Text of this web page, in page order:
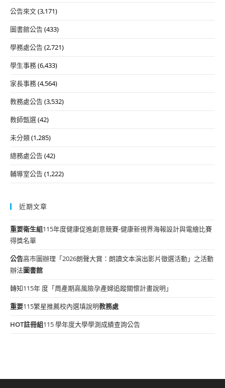
公告來文(3,171)
圖書館公告(433)
學務處公告(2,721)
學生事務(6,433)
家長事務(4,564)
教務處公告(3,532)
教師甄選(42)
未分類(1,285)
總務處公告(42)
輔導室公告(1,222)
近期文章
重要衛生組115年度健康促進創意競賽-健康新視界海報設計與電繪比賽
得獎名單
公告高市圖辦理「2026朗聲大賞：朗讀文本演出影片徵選活動」之活動
辦法圖書館
轉知115年 度「周產期高風險孕產婦追蹤關懷計畫說明」
重要115繁星推薦校內選填說明教務處
HOT註冊組115 學年度大學學測成績查詢公告